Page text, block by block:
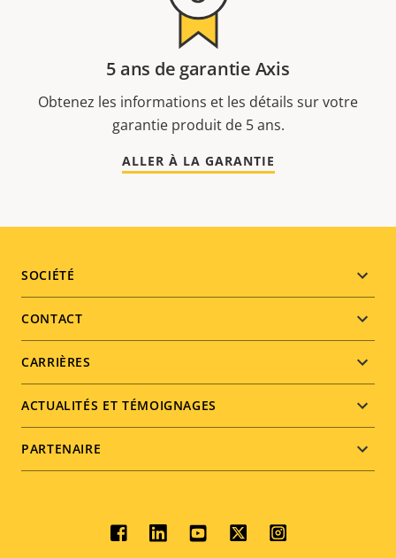
5 ans de garantie Axis
Obtenez les informations et les détails sur votre
garantie produit de 5 ans.
ALLER À LA GARANTIE
Footer
menu
SOCIÉTÉ
CONTACT
CARRIÈRES
ACTUALITÉS ET TÉMOIGNAGES
PARTENAIRE
Social